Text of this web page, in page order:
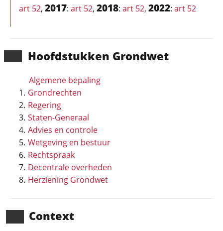
Hoofd­stukken Grondwet
Algemene bepaling
Grondrechten
Regering
Staten-Generaal
Advies en controle
Wetgeving en bestuur
Rechtspraak
Decentrale overheden
Herziening Grondwet
Context
art 52, 2017: art 52, 2018: art 52, 2022: art 52